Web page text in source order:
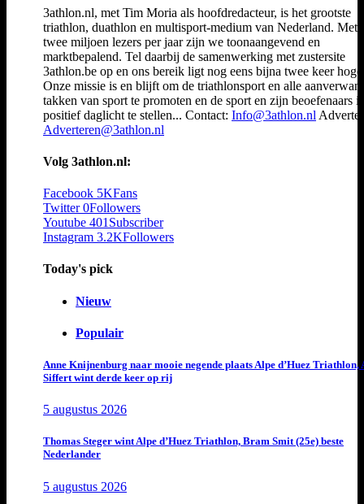
3athlon.nl, met Tim Moria als hoofdredacteur, is het grootste
triathlon, duathlon en multisport-medium van Nederland. Met
twee miljoen lezers per jaar zijn we toonaangevend en
marktbepalend. Tel daarbij de samenwerking met zustersite
3athlon.be op en ons bereik ligt nog eens bijna twee keer
Onze missie is en blijft om de triathlonsport en alle
takken van sport te promoten en de sport en zijn beoefenaars
positief daglicht te stellen... Contact: Info@3athlon.nl
Adverteren@3athlon.nl
Volg 3athlon.nl:
Facebook 5KFans
Twitter 0Followers
Youtube 401 Subscriber
Instagram 3.2KFollowers
Today's pick
Nieuw
Populair
Anne Knijnenburg naar mooie negende plaats Alpe d’Huez Triathlon,
Siffert wint derde keer op rij
5 augustus 2026
Thomas Steger wint Alpe d’Huez Triathlon, Bram Smit (25e) beste
Nederlander
5 augustus 2026